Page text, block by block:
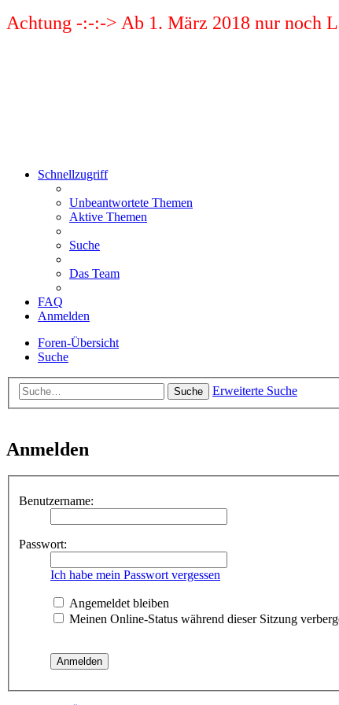
Achtung -:-:-> Ab 1. März 2018 nur noch
Schnellzugriff
Unbeantwortete Themen
Aktive Themen
Suche
Das Team
FAQ
Anmelden
Foren-Übersicht
Suche
Suche Erweiterte Suche
Anmelden
Benutzername:
Passwort:
Ich habe mein Passwort vergessen
Angemeldet bleiben
Meinen Online-Status während dieser Sitzung